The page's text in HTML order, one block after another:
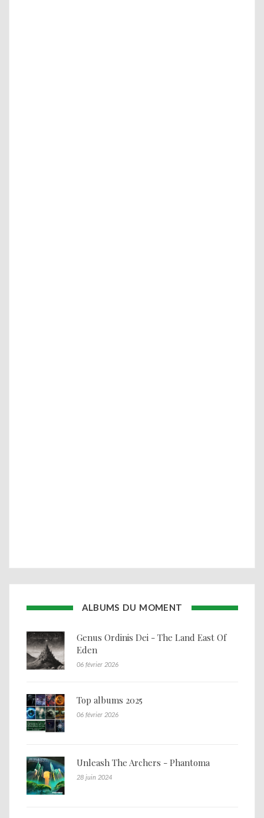
ALBUMS DU MOMENT
Genus Ordinis Dei - The Land East Of
Eden
06 février 2026
Top albums 2025
06 février 2026
Unleash The Archers - Phantoma
28 juin 2024